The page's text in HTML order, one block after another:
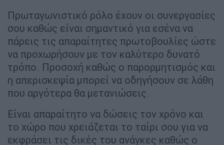
Πρωταγωνιστικό ρόλο έχουν οι συνεργασίες
σου καθώς είναι σημαντικό για εσένα να
πάρεις τις απαραίτητες πρωτοβουλίες ώστε
να προχωρήσουν με τον καλύτερο δυνατό
τρόπο. Προσοχή καθώς ο παρορμητισμός και
η απερισκεψία μπορεί να οδηγήσουν σε λάθη
που αργότερα θα μετανιώσεις.
Είναι απαραίτητο να δώσεις τον χρόνο και
το χώρο που χρειάζεται το ταίρι σου για να
εκφράσει τις δικές του ανάγκες καθώς ο